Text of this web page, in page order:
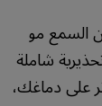
السمع مو
شاملة
على دماغك،